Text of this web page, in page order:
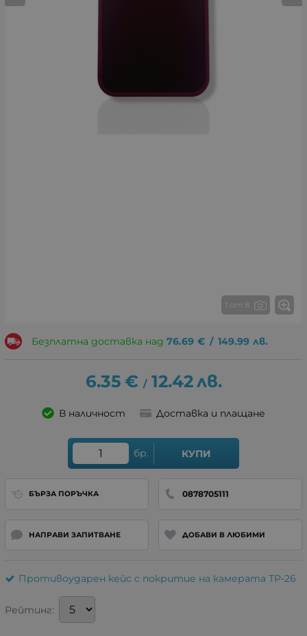
1 от 8
Безплатна доставка над 76.69 € / 149.99 лв.
6.35 € / 12.42лв.
В наличност Доставка и плащане
бр. КУПИ
БЪРЗА ПОРЪЧКА 0878705111
НАПРАВИ ЗАПИТВАНЕ ДОБАВИ В ЛЮБИМИ
Противоударен кейс с покритие на камерата TP-26
Рейтинг: